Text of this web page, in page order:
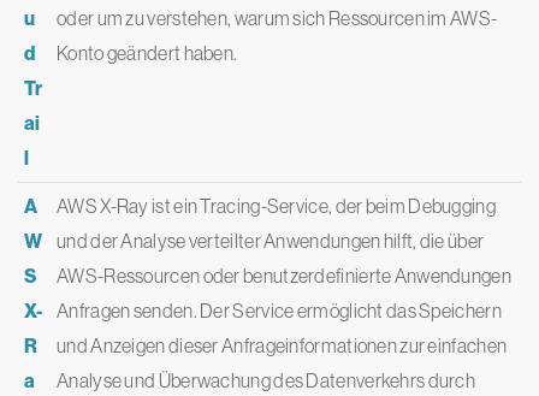
u
d
Tr
ai
l
oder um zu verstehen, warum sich Ressourcen im AWS-
Konto geändert haben.
A
W
S
X-
R
a
AWS X-Ray ist ein Tracing-Service, der beim Debugging
und der Analyse verteilter Anwendungen hilft, die über
AWS-Ressourcen oder benutzerdefinierte Anwendungen
Anfragen senden. Der Service ermöglicht das Speichern
und Anzeigen dieser Anfrageinformationen zur einfachen
Analyse und Überwachung des Datenverkehrs durch